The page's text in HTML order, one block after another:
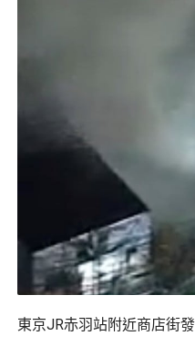
東京JR赤羽站附近商店街